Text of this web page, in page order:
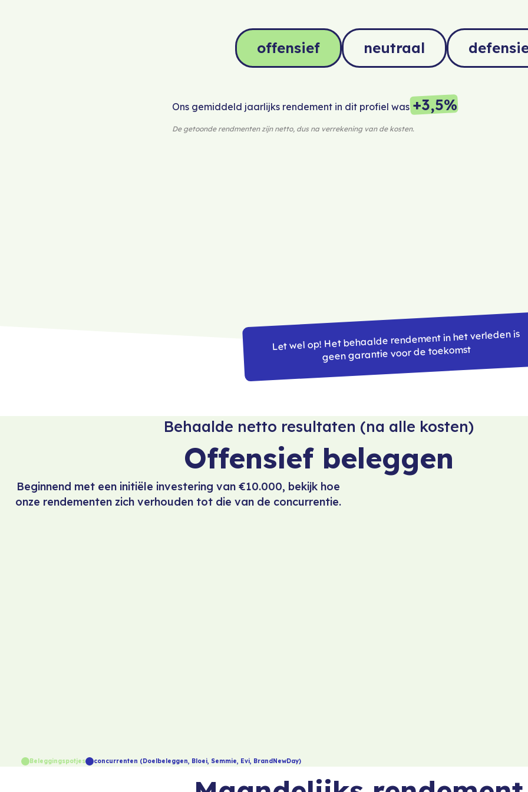
offensief neutraal
Ons gemiddeld jaarlijks rendement in dit profiel was +3,5%
De getoonde rendmenten zijn netto, dus na verrekening van de kosten.
Let wel op! Het behaalde rendement in het verleden is
geen garantie voor de toekomst
Behaalde netto resultaten (na alle kosten)
Offensief beleggen
Beginnend met een initiële investering van €10.000, bekijk hoe
onze rendementen zich verhouden tot die van de concurrentie.
Beleggingspotjes concurrenten (Doelbeleggen, Bloei, Semmie, Evi, BrandNewDay)